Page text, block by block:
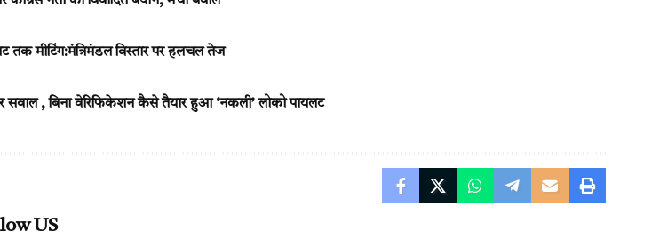
मीटिंग:मंत्रिमंडल विस्तार पर हलचल तेज
सवाल , बिना वेरिफिकेशन कैसे तैयार हुआ ‘नकली’ लोको पायलट
US